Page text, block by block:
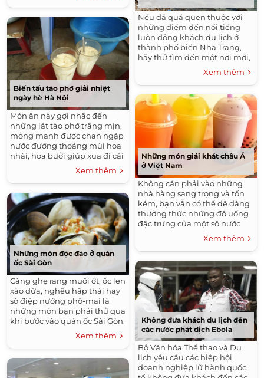
Biến tấu tào phớ giải nhiệt
ngày hè Hà Nội
Món ăn này gợi nhắc đến
những lát tào phớ trắng mịn,
mỏng manh được chan ngập
nước đường thoảng mùi hoa
nhài, hoa bưởi giúp xua đi cái
Xem thêm
Những món độc đáo ở quán
ốc Sài Gòn
Càng ghẹ rang muối ớt, ốc len
xào dừa, nghêu hấp thái hay
sò điệp nướng phô-mai là
những món bạn phải thử qua
khi bước vào quán ốc Sài Gòn.
Xem thêm
Nếu đã quá quen thuộc với
những điểm đến nổi tiếng
luôn đông khách du lịch ở
thành phố biển Nha Trang,
hãy thử tìm đến một nơi mới,
vắng vẻ và bình yên như Bích
Đầm để khám phá.
Xem thêm
Những món giải khát châu Á
ở Việt Nam
Không cần phải vào những
nhà hàng sang trọng và tốn
kém, bạn vẫn có thể dễ dàng
thưởng thức những đồ uống
đặc trưng của một số nước
châu Á đang dần phổ biến ở
Xem thêm
Không đưa khách du lịch đến
các nước phát dịch Ebola
Bộ Văn hóa Thể thao và Du
lịch yêu cầu các hiệp hội,
doanh nghiệp lữ hành quốc